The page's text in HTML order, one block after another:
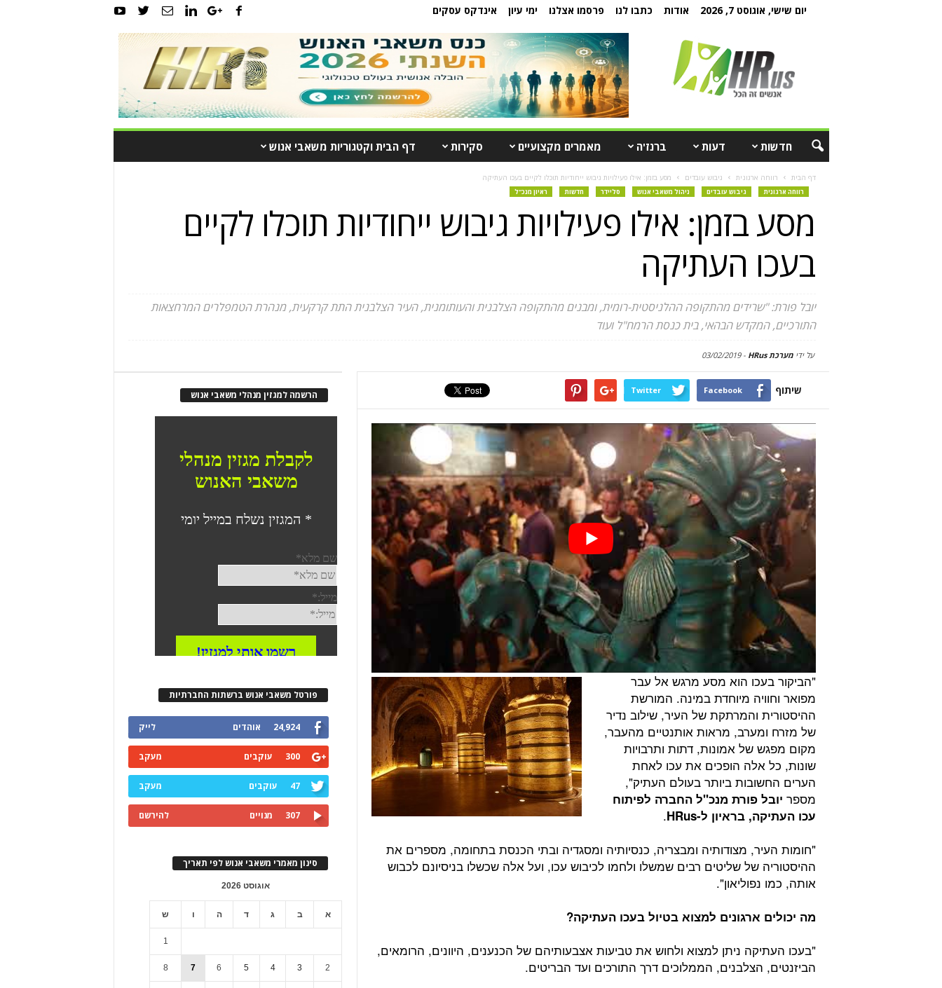
יום שישי, אוגוסט 7, 2026 אודות כתבו לנו פרסמו אצלנו ימי עיון אינדקס עסקים
חדשות דעות ברנז'ה מאמרים מקצועיים סקירות דף הבית וקטגוריות משאבי אנוש
דף הבית רווחה ארגונית גיבוש עובדים מסע בזמן: אילו פעילויות גיבוש ייחודיות תוכלו לקיים בעכו העתיקה
רווחה ארגונית גיבוש עובדים ניהול משאבי אנוש סליידר חדשות ראיון מנכ"ל
מסע בזמן: אילו פעילויות גיבוש ייחודיות תוכלו לקיים
בעכו העתיקה
יובל פורת: "שרידים מהתקופה ההלניסטית-רומית, ומבנים מהתקופה הצלבנית והעותומנית, העיר הצלבנית התת קרקעית, מנהרת הטמפלרים המרחצאות
התורכיים, המקדש הבהאי, בית כנסת הרמח"ל ועוד
על ידימערכת HRus -
03/02/2019
שיתוף Facebook
Twitter
"הביקור בעכו הוא מסע מרגש אל עבר
מפואר וחוויה מיוחדת במינה. המורשת
ההיסטורית והמרתקת של העיר, שילוב נדיר
של מזרח ומערב, מראות אותנטיים מהעבר,
מקום מפגש של אמונות, דתות ותרבויות
שונות, כל אלה הופכים את עכו לאחת
הערים החשובות ביותר בעולם העתיק",
מספר יובל פורת מנכ"ל החברה לפיתוח
עכו העתיקה, בראיון ל-HRus
.
"חומות העיר, מצודותיה ומבצריה, כנסיותיה ומסגדיה ובתי הכנסת בתחומה, מספרים את
ההיסטוריה של שליטים רבים שמשלו ולחמו לכיבוש עכו, ועל אלה שכשלו בניסיונם לכבוש
אותה, כמו נפוליאון".
מה יכולים ארגונים למצוא בטיול בעכו העתיקה?
"בעכו העתיקה ניתן למצוא ולחוש את טביעות אצבעותיהם של הכנענים, היוונים, הרומאים,
הביזנטים, הצלבנים, הממלוכים דרך התורכים ועד הבריטים.
הרשמה למגזין מנהלי משאבי אנוש
פורטל משאבי אנוש ברשתות החברתיות
24,924 אוהדים לייק
300 עוקבים מעקב
47 עוקבים מעקב
307 מנויים להירשם
סינון מאמרי משאבי אנוש לפי תאריך
אוגוסט 2026
א ב ג ד ה ו ש
1
2
3
4
5
6
7
8